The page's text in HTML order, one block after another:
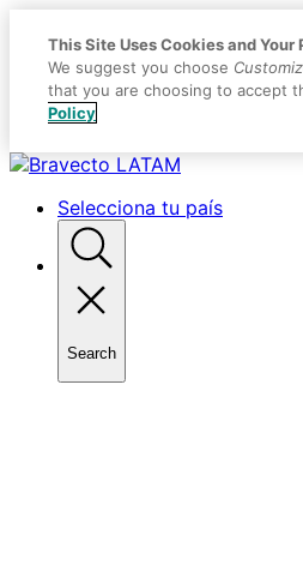
Placeholder
Anchor
Skip
Content
Skip
FooterSelecciona tu país
Search
Toggle
This Site Uses Cookies and
We suggest you choose
that you are choosing to accept
Policy